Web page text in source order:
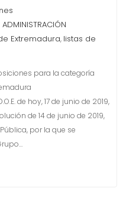
Extremadura, listas de
para la categoría
de hoy, 17 de junio de 2019,
de 14 de junio de 2019,
por la que se